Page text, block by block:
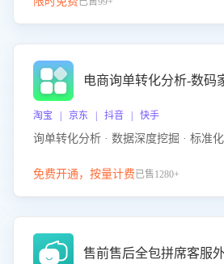
电商询单转化分析-数码
淘宝 | 京东 | 抖音 | 快手
询单转化分析 · 数据深度挖掘 · 标准
免费开通，按量计费已售1280+
售前售后全包拼席客服